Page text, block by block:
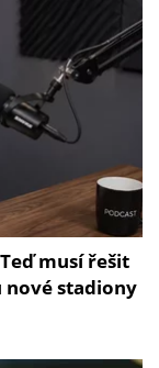
musí řešit
nové stadiony